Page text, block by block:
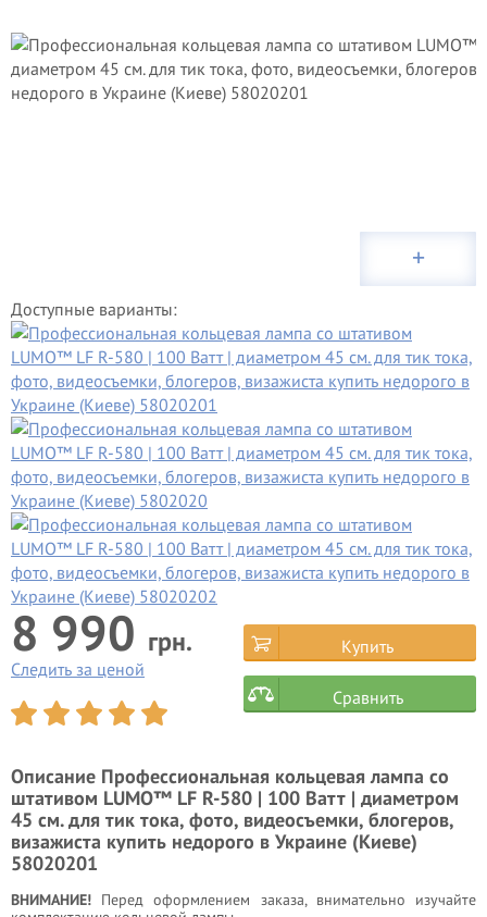
Доступные варианты:
8 990 грн.
Следить за ценой
Купить
Сравнить
Описание Профессиональная кольцевая лампа со
штативом LUMO™ LF R-580 | 100 Ватт | диаметром
45 см. для тик тока, фото, видеосъемки, блогеров,
визажиста купить недорого в Украине (Киеве)
58020201
ВНИМАНИЕ! Перед оформлением заказа, внимательно изучайте